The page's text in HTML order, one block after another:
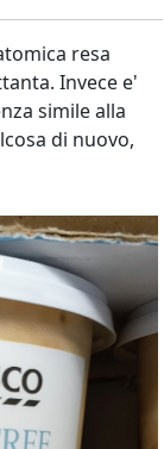
resa
Invece e'
simile alla
di nuovo,